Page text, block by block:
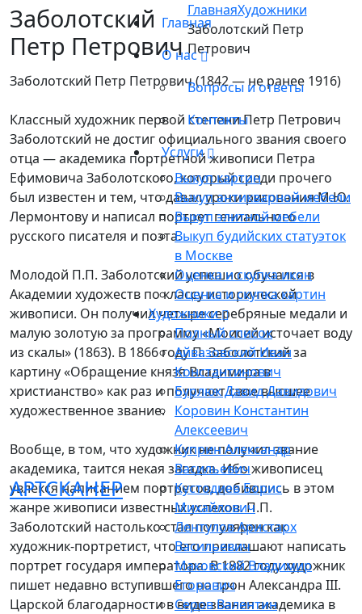
АРТСКАНЕР
Главная
О нас
Вопросы и ответы
Контакты
Услуги
Выкуп картин
Выкуп антикварной мебели
Выкуп элитной мебели
Выкуп будийских статуэток
в Москве
Оценка и скупка икон
Оценка и скупка картин
Художники
Полный список
Айвазовский Иван
Константинович
Бурлюк Давид Давидович
Коровин Константин
Алексеевич
Куприн Александр
Васильевич
Кустодиев Борис
Михайлович
Лентулов Аристарх
Васильевич
Маковский Владимир
Егорович
Серов Валентин
Заболотский
Петр Петрович
ГлавнаяХудожники
Заболотский Петр
Петрович
Заболотский Петр Петрович (1842 — не ранее 1916)
Классный художник первой степени Петр Петрович
Заболотский не достиг официального звания своего
отца — академика портретной живописи Петра
Ефимовича Заболотского, который среди прочего
был известен и тем, что давал уроки рисования М.Ю.
Лермонтову и написал портрет гениального
русского писателя и поэта.
Молодой П.П. Заболотский успешно обучался в
Академии художеств по классу исторической
живописи. Он получил четыре серебряные медали и
малую золотую за программу «Моисей источает воду
из скалы» (1863). В 1866 году П. Заболотский за
картину «Обращение князя Владимира в
христианство» как раз и получает свое высшее
художественное звание.
Вообще, в том, что художник не получил звание
академика, таится некая загадка. Ибо живописец
увлекся написанием портретов, добившись в этом
жанре живописи известных успехов. П.П.
Заболотский настолько стал популярен как
художник-портретист, что его приглашают написать
портрет государя императора. В 1882 году художник
пишет недавно вступившего на трон Александра III.
Царской благодарности в виде звания академика в